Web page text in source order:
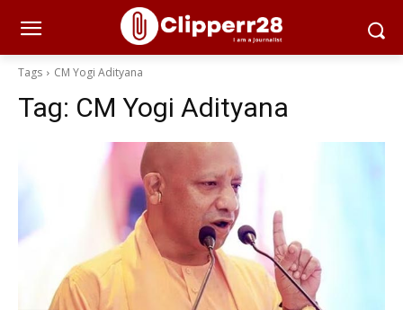
Tags CM Yogi Adityana
Tag: CM Yogi Adityana